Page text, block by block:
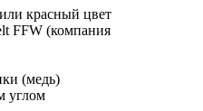
красный цвет
FFW (компания
(медь)
углом